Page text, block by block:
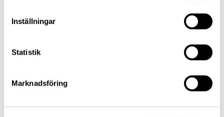
Inställningar
Statistik
Marknadsföring
Logga in med hjälp av formuläret och följ anvisningarna.